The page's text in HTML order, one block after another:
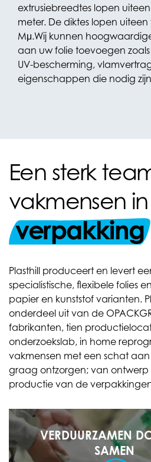
extrusiebreedtes lopen
meter. De diktes lopen
Mμ.Wij kunnen
aan uw folie toevoegen
UV-bescherming,
eigenschappen die nodig
Een sterk
vakmensen in
verpakking
Plasthill produceert en levert
specialistische, flexibele folies
papier en kunststof varianten.
onderdeel uit van de
fabrikanten, tien
onderzoekslab, in home
vakmensen met een schat aan
graag ontzorgen; van
productie van de
VERDUURZAMEN
SAMEN